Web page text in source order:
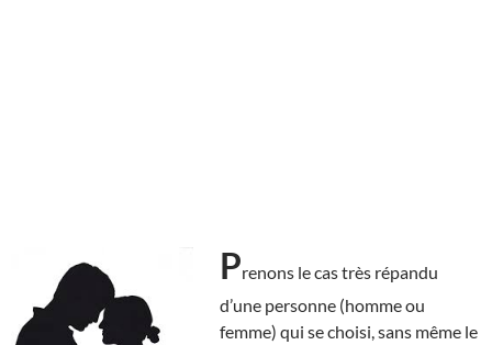
Prenons le cas très répandu
d’une personne (homme ou
femme) qui se choisi, sans même le